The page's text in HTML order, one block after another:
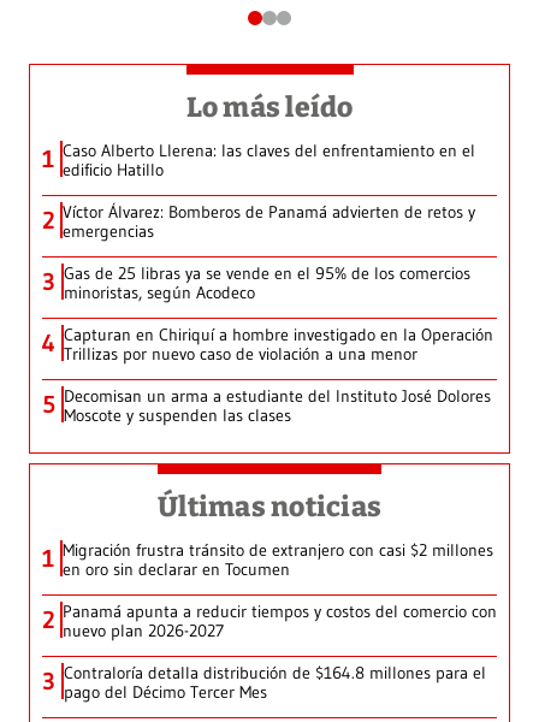
Lo más leído
1 Caso Alberto Llerena: las claves del enfrentamiento en el
edificio Hatillo
2 Víctor Álvarez: Bomberos de Panamá advierten de retos y
emergencias
3 Gas de 25 libras ya se vende en el 95% de los comercios
minoristas, según Acodeco
4 Capturan en Chiriquí a hombre investigado en la Operación
Trillizas por nuevo caso de violación a una menor
5 Decomisan un arma a estudiante del Instituto José Dolores
Moscote y suspenden las clases
Últimas noticias
1 Migración frustra tránsito de extranjero con casi $2 millones
en oro sin declarar en Tocumen
2 Panamá apunta a reducir tiempos y costos del comercio con
nuevo plan 2026-2027
3 Contraloría detalla distribución de $164.8 millones para el
pago del Décimo Tercer Mes